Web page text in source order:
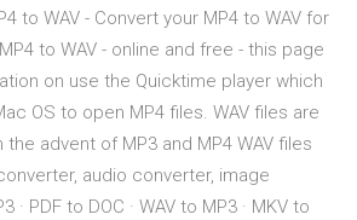
to WAV - Convert your MP4 to WAV for
to WAV - online and free - this page
on use the Quicktime player which
OS to open MP4 files. WAV files are
the advent of MP3 and MP4 WAV files
audio converter, image
· PDF to DOC · WAV to MP3 · MKV to